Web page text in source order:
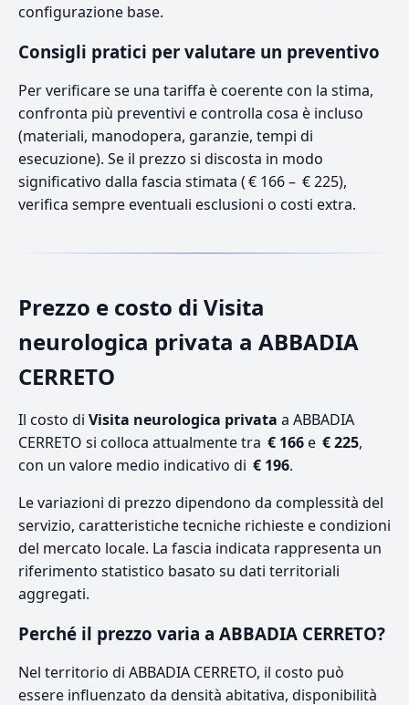
configurazione base.
Consigli pratici per valutare un preventivo
Per verificare se una tariffa è coerente con la stima,
confronta più preventivi e controlla cosa è incluso
(materiali, manodopera, garanzie, tempi di
esecuzione). Se il prezzo si discosta in modo
significativo dalla fascia stimata ( € 166 – € 225),
verifica sempre eventuali esclusioni o costi extra.
Prezzo e costo di Visita
neurologica privata a ABBADIA
CERRETO
Il costo di Visita neurologica privata a ABBADIA
CERRETO si colloca attualmente tra € 166e € 225,
con un valore medio indicativo di € 196.
Le variazioni di prezzo dipendono da complessità del
servizio, caratteristiche tecniche richieste e condizioni
del mercato locale. La fascia indicata rappresenta un
riferimento statistico basato su dati territoriali
aggregati.
Perché il prezzo varia a ABBADIA CERRETO?
Nel territorio di ABBADIA CERRETO, il costo può
essere influenzato da densità abitativa, disponibilità